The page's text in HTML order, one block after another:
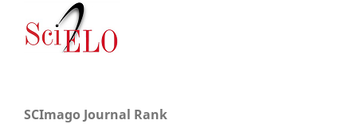
SCImago Journal Rank